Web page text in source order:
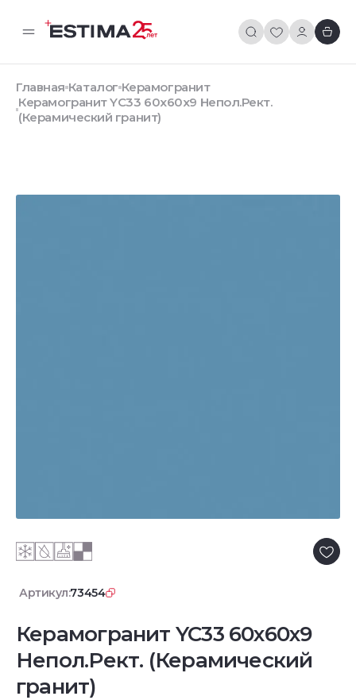
Главная Каталог Керамогранит
Керамогранит YC33 60x60x9 Непол.Рект.
(Керамический гранит)
Артикул:73454
Керамогранит YC33 60x60x9
Непол.Рект. (Керамический
гранит)